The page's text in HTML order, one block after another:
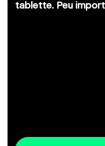
tablette. Peu